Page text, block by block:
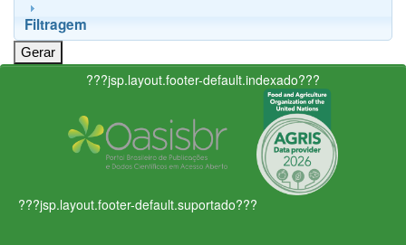
Filtragem
???jsp.layout.footer-default.indexado???
???jsp.layout.footer-default.suportado???